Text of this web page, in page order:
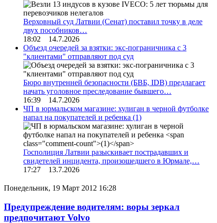
Верховный суд Латвии (Сенат) поставил точку в деле
двух пособников…
18:02 14.7.2026
Объезд очередей за взятки: экс-пограничника с 3
"клиентами" отправляют под суд
Бюро внутренней безопасности (БВБ, IDB) предлагает
начать уголовное преследование бывшего…
16:39 14.7.2026
ЧП в юрмальском магазине: хулиган в черной футболке
напал на покупателей и ребенка (1)
Госполиция Латвии разыскивает пострадавших и
свидетелей инцидента, произошедшего в Юрмале,…
17:27 13.7.2026
Понедельник, 19 Март 2012 16:28
Предупреждение водителям: воры зеркал
предпочитают Volvo